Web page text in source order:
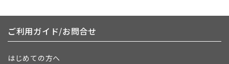
ご利用ガイド/お問合せ
はじめての方へ